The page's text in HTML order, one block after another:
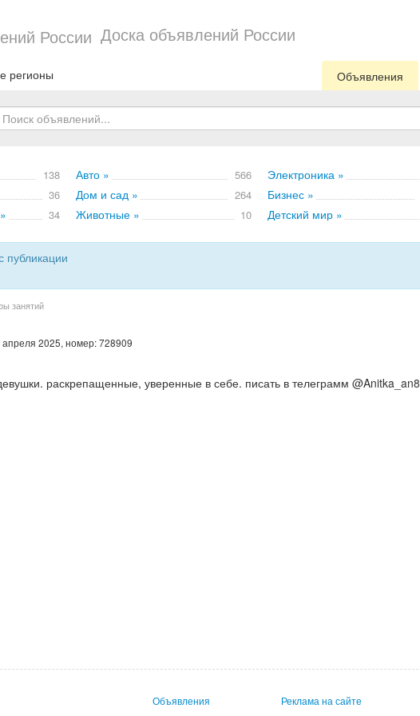
Доска объявлений России
регионы Объявления
138 Авто » 566 Электроника »
36 Дом и сад » 264 Бизнес »
34 Животные » 10 Детский мир »
публикации
занятий
2025, номер: 728909
раскрепащенные, уверенные в себе. писать в телеграмм @Anitka_an8
Объявления Реклама на сайте